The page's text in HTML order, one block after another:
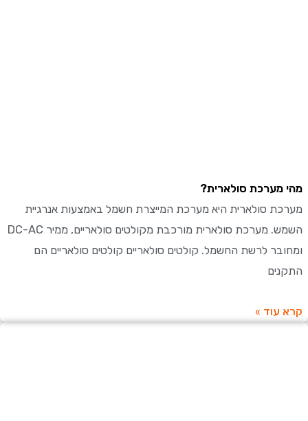
מערכת סולארית?
סולארית היא מערכת המייצרת חשמל באמצעות אנרגיית
השמש. מערכת סולארית מורכבת מקולטים סולאריים, ממיר DC-AC
לרשת החשמל. קולטים סולאריים קולטים סולאריים הם
»